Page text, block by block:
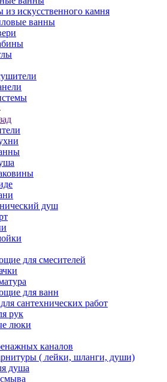
из искусственного камня
ванны
душ
для смесителей
для ванн
сантехнических работ
рук
люки
каналов
( лейки, шланги, души)
душа